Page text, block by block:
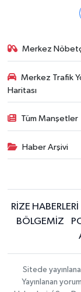
Merkez
Merkez Trafik
Haritası
Tüm Manşetler
Haber Arşivi
RİZE HABERLERİ
BÖLGEMİZ
Sitede
Yayınlanan